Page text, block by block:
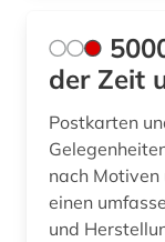
ddr&gt (1)
dehio, georg | kunsthistoriker; hochschullehrer;
der Zeit
Postkarten
nach
einen
und